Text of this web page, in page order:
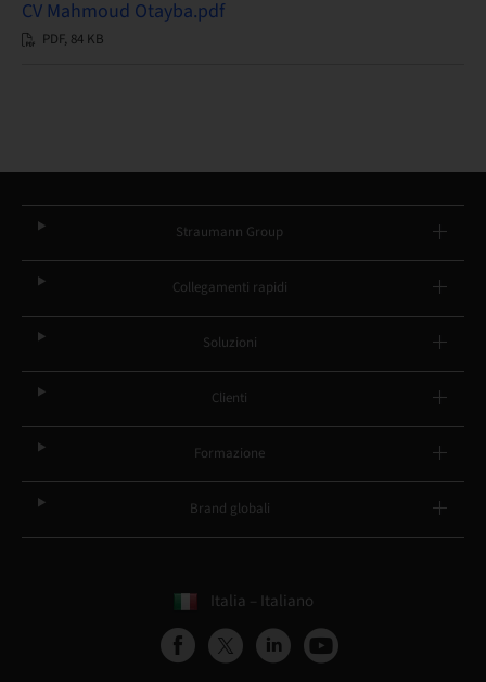
CV Mahmoud Otayba.pdf
PDF, 84 KB
Straumann Group
Collegamenti rapidi
Soluzioni
Clienti
Formazione
Brand globali
Italia – Italiano